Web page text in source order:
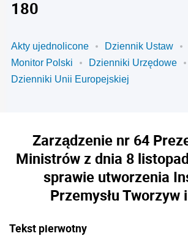
180
Akty ujednolicone
Dziennik Ustaw
Monitor Polski
Dzienniki Urzędowe
Dzienniki Unii Europejskiej
Zarządzenie nr 64
Ministrów z dnia 8
sprawie utworzenia
Przemysłu Tworzyw
Tekst pierwotny